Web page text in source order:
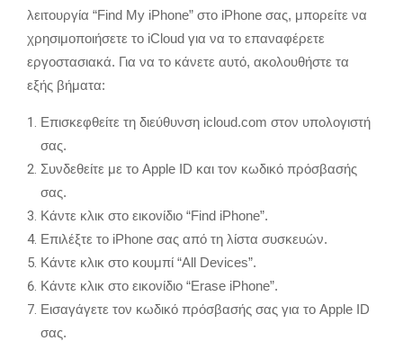
λειτουργία “Find My iPhone” στο iPhone σας, μπορείτε να
χρησιμοποιήσετε το iCloud για να το επαναφέρετε
εργοστασιακά. Για να το κάνετε αυτό, ακολουθήστε τα
εξής βήματα:
Επισκεφθείτε τη διεύθυνση icloud.com στον υπολογιστή
σας.
Συνδεθείτε με το Apple ID και τον κωδικό πρόσβασής
σας.
Κάντε κλικ στο εικονίδιο “Find iPhone”.
Επιλέξτε το iPhone σας από τη λίστα συσκευών.
Κάντε κλικ στο κουμπί “All Devices”.
Κάντε κλικ στο εικονίδιο “Erase iPhone”.
Εισαγάγετε τον κωδικό πρόσβασής σας για το Apple ID
σας.